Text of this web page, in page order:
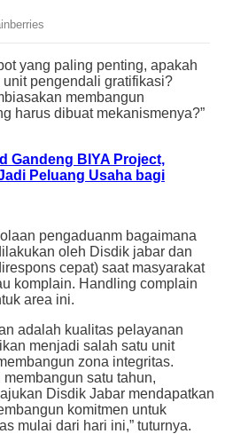
yang paling penting, apakah
pengendali gratifikasi?
membangun
harus dibuat mekanismenya?”
Gandeng BIYA Project,
Peluang Usaha bagi
pengaduanm bagaimana
oleh Disdik jabar dan
cepat) saat masyarakat
komplain. Handling complain
area ini.
adalah kualitas pelayanan
menjadi salah satu unit
zona integritas.
satu tahun,
Disdik Jabar mendapatkan
komitmen untuk
mulai dari hari ini,” tuturnya.